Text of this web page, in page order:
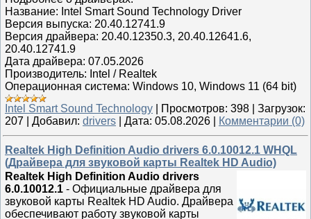
Название: Intel Smart Sound Technology Driver
Версия выпуска: 20.40.12741.9
Версия драйвера: 20.40.12350.3, 20.40.12641.6,
20.40.12741.9
Дата драйвера: 07.05.2026
Производитель: Intel / Realtek
Операционная система: Windows 10, Windows 11 (64 bit)
Intel Smart Sound Technology
Просмотров: 398
Загрузок:
207
Добавил: drivers Дата: 05.08.2026 Комментарии (0)
Realtek High Definition Audio drivers 6.0.10012.1 WHQL
(Драйвера для звуковой карты Realtek HD Audio)
Realtek High Definition Audio drivers
6.0.10012.1 - Официальные драйвера для
звуковой карты Realtek HD Audio. Драйвера
обеспечивают работу звуковой карты